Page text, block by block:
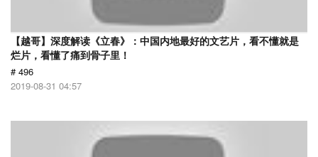
【越哥】深度解读《立春》：中国内地最好的文艺片，看不懂就是
烂片，看懂了痛到骨子里！
# 496
2019-08-31 04:57